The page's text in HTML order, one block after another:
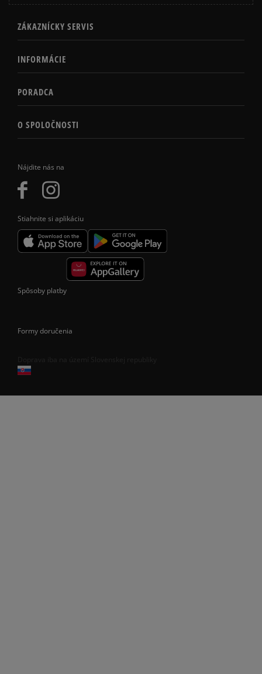
Nájdite nás na
Stiahnite si aplikáciu
ZÁKAZNÍCKY SERVIS
INFORMÁCIE
PORADCA
O SPOLOČNOSTI
Spôsoby platby
Formy doručenia